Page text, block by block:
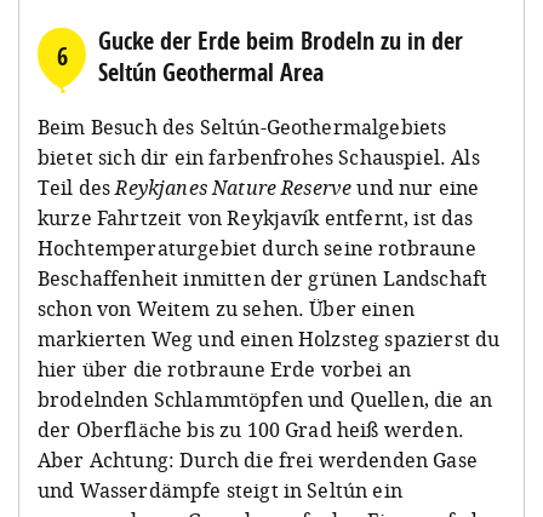
6
Gucke der Erde beim Brodeln zu in der
Seltún Geothermal Area
Beim Besuch des Seltún-Geothermalgebiets
bietet sich dir ein farbenfrohes Schauspiel. Als
Teil desReykjanes Nature Reserveund nur eine
kurze Fahrtzeit von Reykjavík entfernt, ist das
Hochtemperaturgebiet durch seine rotbraune
Beschaffenheit inmitten der grünen Landschaft
schon von Weitem zu sehen. Über einen
markierten Weg und einen Holzsteg spazierst du
hier über die rotbraune Erde vorbei an
brodelnden Schlammtöpfen und Quellen, die an
der Oberfläche bis zu 100 Grad heiß werden.
Aber Achtung: Durch die frei werdenden Gase
und Wasserdämpfe steigt in Seltún ein